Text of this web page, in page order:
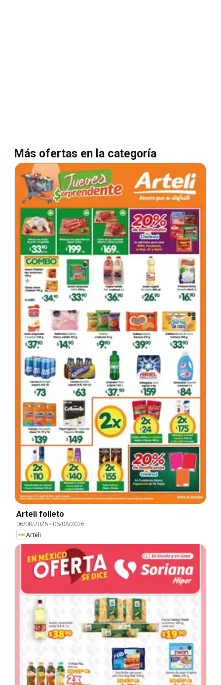
Más ofertas en la categoría
Arteli folleto
06/08/2026- 06/08/2026
Arteli